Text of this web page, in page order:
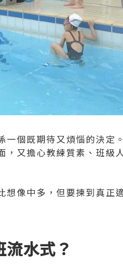
個既期待又煩惱的決定
又擔心教練質素、班級
像中多，但要揀到真正
水式？